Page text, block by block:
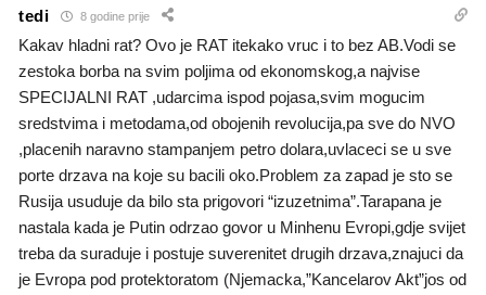
tedi 8 godine prije
Kakav hladni rat? Ovo je RAT itekako vruc i to bez AB.Vodi se
zestoka borba na svim poljima od ekonomskog,a najvise
SPECIJALNI RAT ,udarcima ispod pojasa,svim mogucim
sredstvima i metodama,od obojenih revolucija,pa sve do NVO
,placenih naravno stampanjem petro dolara,uvlaceci se u sve
porte drzava na koje su bacili oko.Problem za zapad je sto se
Rusija usuduje da bilo sta prigovori “izuzetnima”.Tarapana je
nastala kada je Putin odrzao govor u Minhenu Evropi,gdje svijet
treba da suraduje i postuje suverenitet drugih drzava,znajuci da
je Evropa pod protektoratom (Njemacka,”Kancelarov Akt”jos od